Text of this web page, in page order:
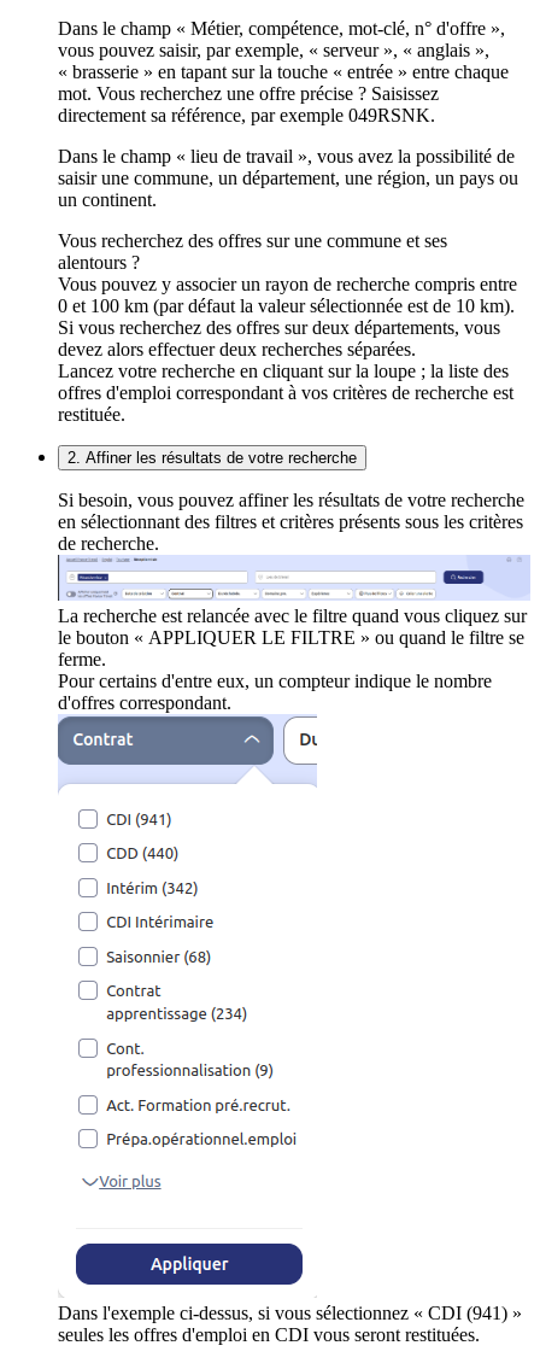
Dans le champ « Métier, compétence, mot-clé, n° d'offre »,
vous pouvez saisir, par exemple, « serveur », « anglais »,
« brasserie » en tapant sur la touche « entrée » entre chaque
mot. Vous recherchez une offre précise ? Saisissez
directement sa référence, par exemple 049RSNK.
Dans le champ « lieu de travail », vous avez la possibilité de
saisir une commune, un département, une région, un pays ou
un continent.
Vous recherchez des offres sur une commune et ses
alentours ?
Vous pouvez y associer un rayon de recherche compris entre
0 et 100 km (par défaut la valeur sélectionnée est de 10 km).
Si vous recherchez des offres sur deux départements, vous
devez alors effectuer deux recherches séparées.
Lancez votre recherche en cliquant sur la loupe ; la liste des
offres d'emploi correspondant à vos critères de recherche est
restituée.
2. Affiner les résultats de votre recherche
Si besoin, vous pouvez affiner les résultats de votre recherche
en sélectionnant des filtres et critères présents sous les critères
de recherche.
La recherche est relancée avec le filtre quand vous cliquez sur
le bouton « APPLIQUER LE FILTRE » ou quand le filtre se
ferme.
Pour certains d'entre eux, un compteur indique le nombre
d'offres correspondant.
Dans l'exemple ci-dessus, si vous sélectionnez « CDI (941) »
seules les offres d'emploi en CDI vous seront restituées.